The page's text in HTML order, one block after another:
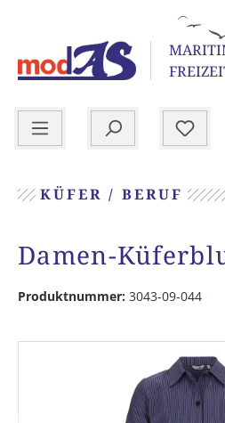
KÜFER / BERUF
Damen-
Produktnummer: 3043-09-044